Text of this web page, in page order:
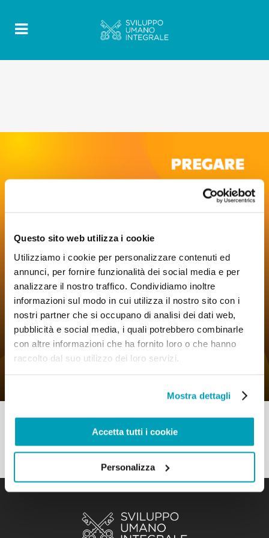
Questo sito web utilizza i cookie
Utilizziamo i cookie per personalizzare contenuti ed
annunci, per fornire funzionalità dei social media e per
analizzare il nostro traffico. Condividiamo inoltre
informazioni sul modo in cui utilizza il nostro sito con i
nostri partner che si occupano di analisi dei dati web,
pubblicità e social media, i quali potrebbero combinarle
con altre informazioni che ha fornito loro o che hanno
raccolto dal suo utilizzo dei loro servizi.
Mostra dettagli
Accetta tutti i cookie
Personalizza
15 Maggio 2023| ByMrclient |
0
Comments
Pregare – Per molti migrare è oggi